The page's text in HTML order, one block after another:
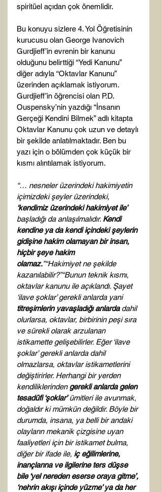
spiritüel açıdan çok önemlidir.
Bu konuyu sizlere 4. Yol Öğretisinin
kurucusu olan George Ivanovich
Gurdjieff’in evrenin bir kanunu
olduğunu belirttiği “Yedi Kanunu”
diğer adıyla “Oktavlar Kanunu”
üzerinden açıklamak istiyorum.
Gurdjieff’in öğrencisi olan P.D.
Ouspensky’nin yazdığı “İnsanın
Gerçeği Kendini Bilmek” adlı kitapta
Oktavlar Kanunu çok uzun ve detaylı
bir şekilde anlatılmaktadır. Ben bu
yazı için o bölümden çok küçük bir
kısmı alıntılamak istiyorum.
“… nesneler üzerindeki hakimiyetin
içimizdeki şeyler üzerindeki,
‘kendimiz üzerindeki hakimiyet ile’
başladığı da anlaşılmalıdır. Kendi
kendine ya da kendi içindeki şeylerin
gidişine hakim olamayan bir insan,
hiçbir şeye hakim
olamaz.”“Hakimiyet ne şekilde
kazanılabilir?”“Bunun teknik kısmı,
oktavlar kanunu ile açıklandı. Şayet
‘ilave şoklar’ gerekli anlarda yani
titreşimlerin yavaşladığı anlarda dahil
olurlarsa, oktavlar, birbirinin peşi sıra
ve sürekli olarak arzulanan
istikamette gelişebilirler. Eğer ‘ilave
şoklar’ gerekli anlarda dahil
olmazlarsa, oktavlar istikametlerini
değiştirirler. Herhangi bir yerden
kendiliklerinden gerekli anlarda gelen
tesadüfi ‘şoklar’ ümitleri ile avunmak,
doğaldır ki mümkün değildir. Böyle bir
durumda, insana, ya belli bir andaki
olayların mekanik çizgisine uyan
faaliyetleri için bir istikamet bulma,
diğer bir ifade ile, iç eğilimlerine,
inançlarına ve ilgilerine ters düşse
bile ‘yel nereden eserse oraya gitme’,
‘nehrin akışı içinde yüzme’ ya da her